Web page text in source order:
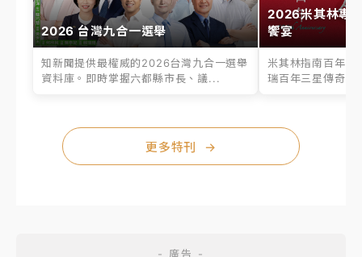
2026 台灣九合一選舉
知新聞提供最權威的2026台灣九合一選舉
資料庫。即時掌握六都縣市長、議...
2026米其林專
饗宴
米其林指南百年之
瑞百年三星傳奇、
更多特刊 →